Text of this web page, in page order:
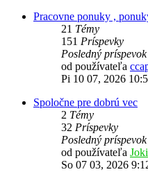
Pracovne ponuky ,
21 Témy
151 Príspevky
Posledný príspevok
od používateľa
Pi 10 07, 2026
Spoločne pre dobrú vec
2 Témy
32 Príspevky
Posledný príspevok
od používateľa Joki
So 07 03, 2026